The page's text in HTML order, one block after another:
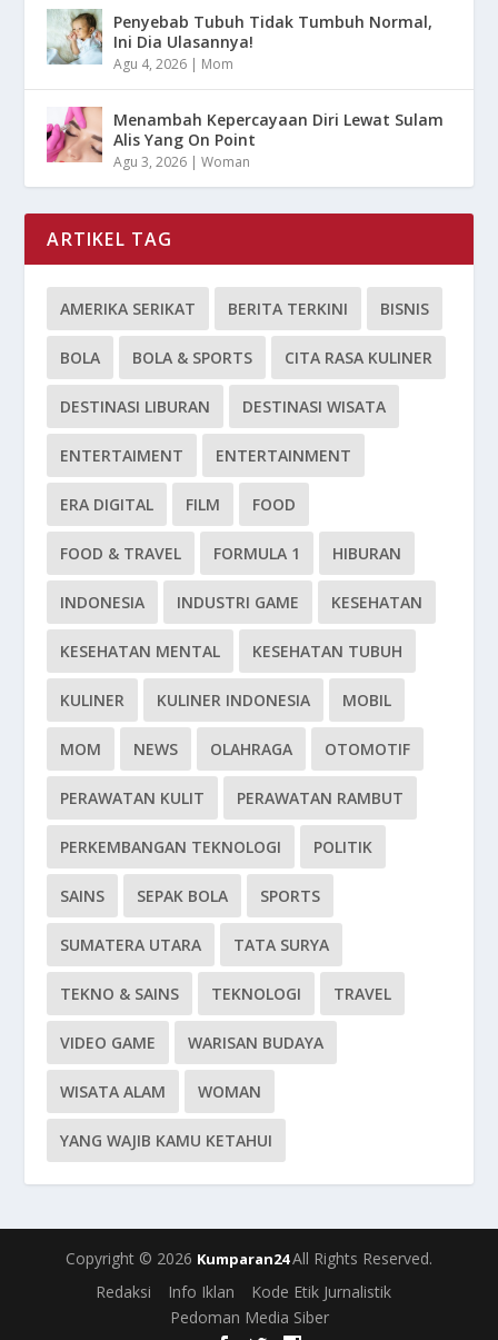
Penyebab Tubuh Tidak Tumbuh Normal,
Ini Dia Ulasannya!
Agu 4, 2026 | Mom
Menambah Kepercayaan Diri Lewat Sulam
Alis Yang On Point
Agu 3, 2026 |Woman
ARTIKEL TAG
AMERIKA SERIKAT BERITA TERKINI BISNIS
BOLA BOLA & SPORTS CITA RASA KULINER
DESTINASI LIBURAN DESTINASI WISATA
ENTERTAIMENT ENTERTAINMENT
ERA DIGITAL FILM FOOD
FOOD & TRAVEL FORMULA 1 HIBURAN
INDONESIA INDUSTRI GAME KESEHATAN
KESEHATAN MENTAL KESEHATAN TUBUH
KULINER KULINER INDONESIA MOBIL
MOM NEWS OLAHRAGA OTOMOTIF
PERAWATAN KULIT PERAWATAN RAMBUT
PERKEMBANGAN TEKNOLOGI POLITIK
SAINS SEPAK BOLA SPORTS
SUMATERA UTARA TATA SURYA
TEKNO & SAINS TEKNOLOGI TRAVEL
VIDEO GAME WARISAN BUDAYA
WISATA ALAM WOMAN
YANG WAJIB KAMU KETAHUI
Copyright © 2026 Kumparan24All Rights Reserved.
Redaksi
Info Iklan
Kode Etik Jurnalistik
Pedoman Media Siber